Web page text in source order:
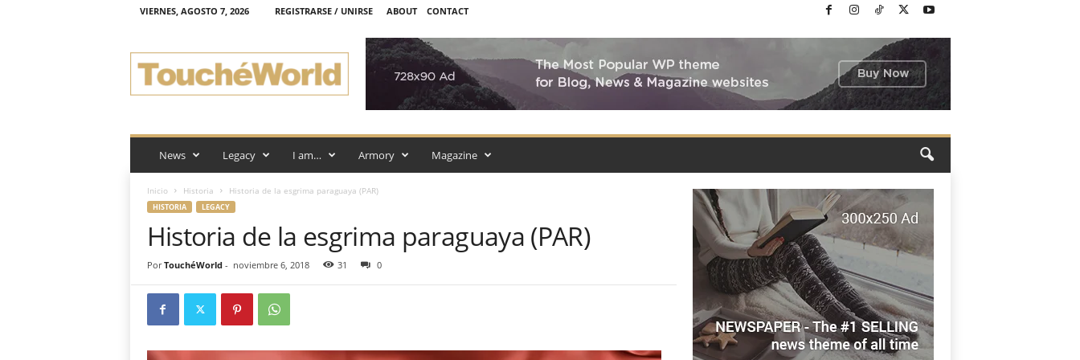
VIERNES, AGOSTO 7, 2026 REGISTRARSE / UNIRSE ABOUT CONTACT
o
W
r
News Legacy I am… Armory Magazine
Inicio Historia Historia de la esgrima paraguaya (PAR)
HISTORIA LEGACY
Historia de la esgrima paraguaya (PAR)
Por TouchéWorld- noviembre 6, 2018 31 0